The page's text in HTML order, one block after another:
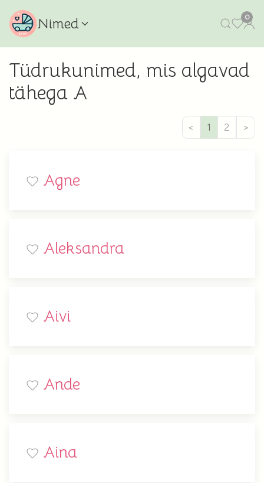
Nimed 0
Tüdrukunimed, mis algavad
tähega A
< 1 2 >
Agne
Aleksandra
Aivi
Ande
Aina